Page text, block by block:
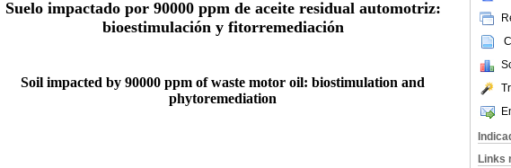
Links
Suelo impactado por 90000 ppm de aceite residual automotriz:
bioestimulación y fitorremediación
Soil impacted by 90000 ppm of waste motor oil: biostimulation and
phytoremediation